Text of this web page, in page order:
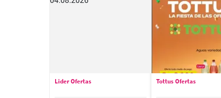
Lider Ofertas Tottus Ofertas